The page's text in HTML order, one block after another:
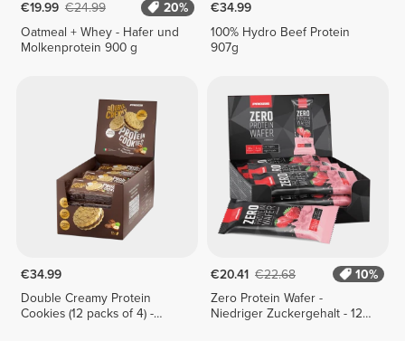
€19.99 €24.99
20%
Oatmeal + Whey - Hafer und
Molkenprotein 900 g
€34.99
100% Hydro Beef Protein
907g
€34.99
Double Creamy Protein
Cookies (12 packs of 4) -
€20.41 €22.68
10%
Zero Protein Wafer -
Niedriger Zuckergehalt - 12